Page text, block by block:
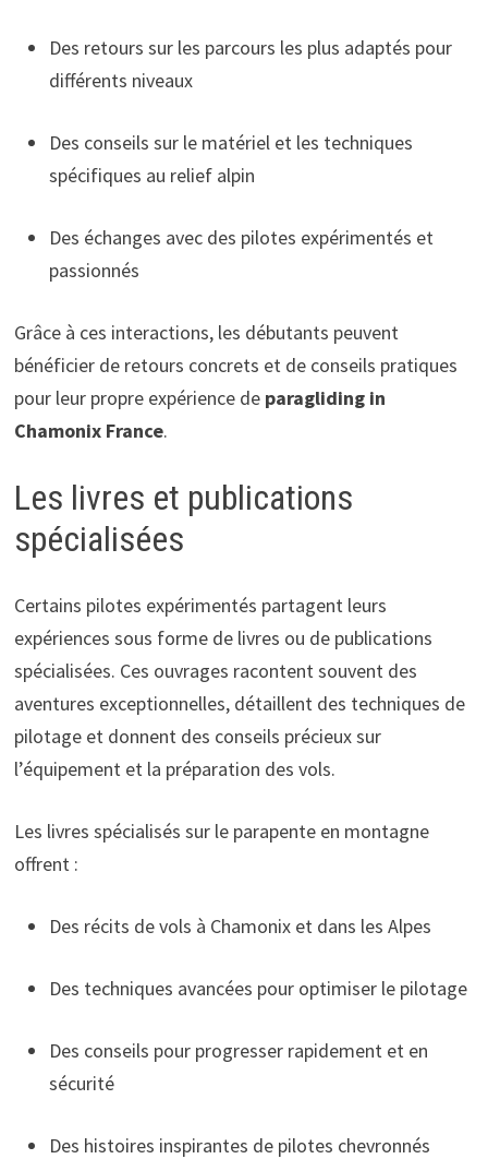
Des retours sur les parcours les plus adaptés pour
différents niveaux
Des conseils sur le matériel et les techniques
spécifiques au relief alpin
Des échanges avec des pilotes expérimentés et
passionnés
Grâce à ces interactions, les débutants peuvent
bénéficier de retours concrets et de conseils pratiques
pour leur propre expérience de paragliding in
Chamonix France.
Les livres et publications
spécialisées
Certains pilotes expérimentés partagent leurs
expériences sous forme de livres ou de publications
spécialisées. Ces ouvrages racontent souvent des
aventures exceptionnelles, détaillent des techniques de
pilotage et donnent des conseils précieux sur
l’équipement et la préparation des vols.
Les livres spécialisés sur le parapente en montagne
offrent :
Des récits de vols à Chamonix et dans les Alpes
Des techniques avancées pour optimiser le pilotage
Des conseils pour progresser rapidement et en
sécurité
Des histoires inspirantes de pilotes chevronnés